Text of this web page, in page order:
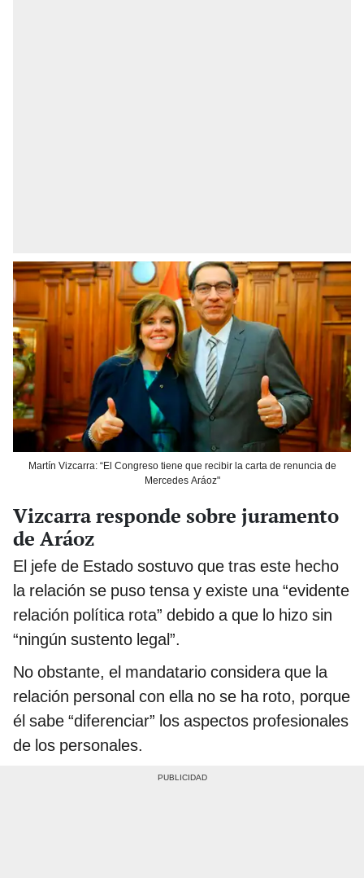
Martín Vizcarra: “El Congreso tiene que recibir la carta de renuncia de
Mercedes Aráoz"
Vizcarra responde sobre juramento
de Aráoz
El jefe de Estado sostuvo que tras este hecho
la relación se puso tensa y existe una “evidente
relación política rota” debido a que lo hizo sin
“ningún sustento legal”.
No obstante, el mandatario considera que la
relación personal con ella no se ha roto, porque
él sabe “diferenciar” los aspectos profesionales
de los personales.